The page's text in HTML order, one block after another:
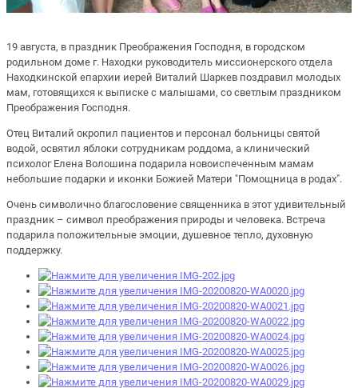
19 августа, в праздник Преображения Господня, в городском
родильном доме г. Находки руководитель миссионерского отдела
Находкинской епархии иерей Виталий Шаркев поздравил молодых
мам, готовящихся к выписке с малышами, со светлым праздником
Преображения Господня.
Отец Виталий окропил пациентов и персонал больницы святой
водой, освятил яблоки сотрудникам роддома, а клинический
психолог Елена Волошина подарила новоиспеченным мамам
небольшие подарки и иконки Божией Матери "Помощница в родах".
Очень символично благословение священника в этот удивительный
праздник – символ преображения природы и человека. Встреча
подарила положительные эмоции, душевное тепло, духовную
поддержку.